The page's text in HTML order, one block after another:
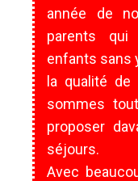
année de
parents qui
enfants sans
la qualité
sommes
proposer
séjours.
Avec